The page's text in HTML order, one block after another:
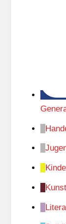
Kunst